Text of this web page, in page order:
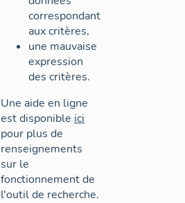
correspondant
aux critères,
une mauvaise
expression
des critères.
Une aide en ligne
est disponible ici
pour plus de
renseignements
sur le
fonctionnement de
l'outil de recherche.